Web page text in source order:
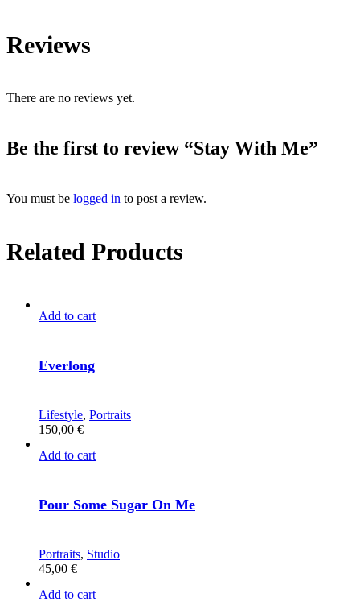
Reviews
There are no reviews yet.
Be the first to review “Stay With Me”
You must be logged in to post a review.
Related Products
Add to cart
Everlong
Lifestyle, Portraits
150,00 €
Add to cart
Pour Some Sugar On Me
Portraits, Studio
45,00 €
Add to cart